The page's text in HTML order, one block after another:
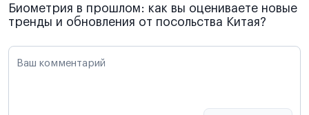
Биометрия в прошлом: как вы оцениваете новые
тренды и обновления от посольства Китая?
Ваш комментарий